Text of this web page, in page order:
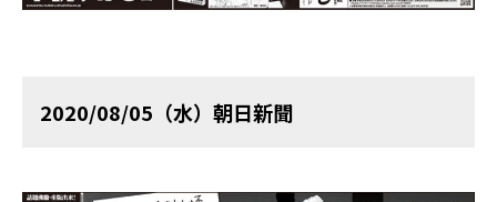
2020/08/05（水）朝日新聞